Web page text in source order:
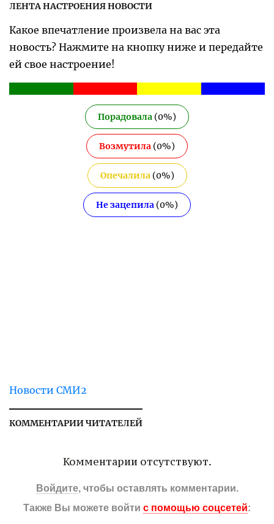
ЛЕНТА НАСТРОЕНИЯ НОВОСТИ
Какое впечатление произвела на вас эта
новость? Нажмите на кнопку ниже и передайте
ей свое настроение!
Порадовала (0%)
Возмутила (0%)
Опечалила(0%)
Не зацепила (0%)
Новости СМИ2
КОММЕНТАРИИ ЧИТАТЕЛЕЙ
Комментарии отсутствуют.
Войдите, чтобы оставлять комментарии.
Также Вы можете войти с помощью соцсетей: